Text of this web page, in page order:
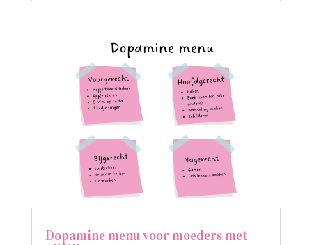
Dopamine menu voor moeders met